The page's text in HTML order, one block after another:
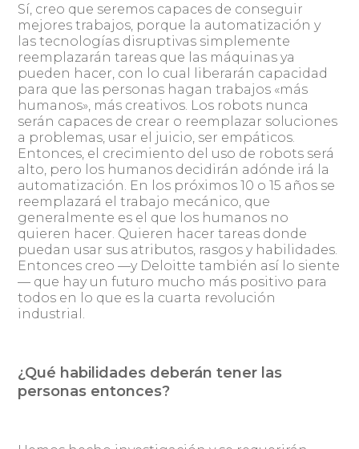
Sí, creo que seremos capaces de conseguir
mejores trabajos, porque la automatización y
las tecnologías disruptivas simplemente
reemplazarán tareas que las máquinas ya
pueden hacer, con lo cual liberarán capacidad
para que las personas hagan trabajos «más
humanos», más creativos. Los robots nunca
serán capaces de crear o reemplazar soluciones
a problemas, usar el juicio, ser empáticos.
Entonces, el crecimiento del uso de robots será
alto, pero los humanos decidirán adónde irá la
automatización. En los próximos 10 o 15 años se
reemplazará el trabajo mecánico, que
generalmente es el que los humanos no
quieren hacer. Quieren hacer tareas donde
puedan usar sus atributos, rasgos y habilidades.
Entonces creo —y Deloitte también así lo siente
— que hay un futuro mucho más positivo para
todos en lo que es la cuarta revolución
industrial.
¿Qué habilidades deberán tener las
personas entonces?